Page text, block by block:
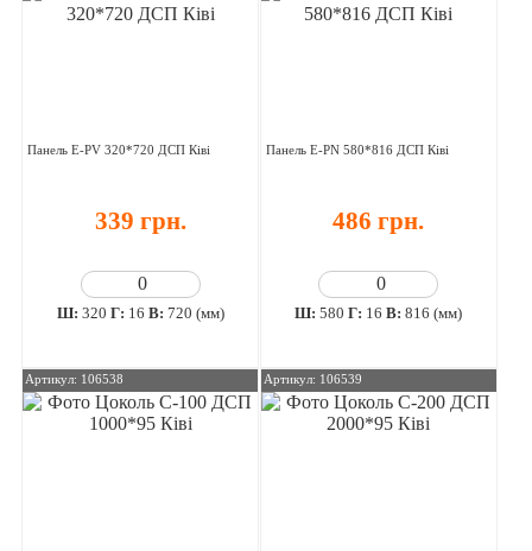
Панель E-PV 320*720 ДСП Ківі
339 грн.
Ш: 320 Г: 16 В: 720 (мм)
Панель E-PN 580*816 ДСП Ківі
486 грн.
Ш:580 Г: 16 В:816 (мм)
Артикул: 106538 Артикул: 106539